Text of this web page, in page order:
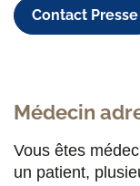
Contact Presse
Médecin
Vous êtes
un patient,